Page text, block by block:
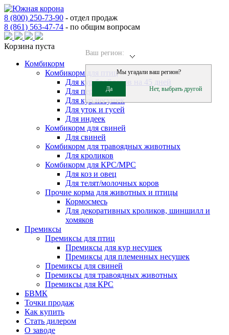
8 (800) 250-73-90 - отдел продаж
8 (861) 563-47-74 - по общим вопросам
Ваш регион:
Мы угадали ваш регион?
Да Нет, выбрать другой
Корзина пуста
Комбикорм
Комбикорм для птиц
Для кур бройлеров на 45 дней
Для перепелов
Для кур несушек
Для уток и гусей
Для индеек
Комбикорм для свиней
Для свиней
Комбикорм для травоядных животных
Для кроликов
Комбикорм для КРС/МРС
Для коз и овец
Для телят/молочных коров
Прочие корма для животных и птицы
Кормосмесь
Для декоративных кроликов, шиншилл и
хомяков
Премиксы
Премиксы для птиц
Премиксы для кур несушек
Премиксы для племенных несушек
Премиксы для свиней
Премиксы для травоядных животных
Премиксы для КРС
БВМК
Точки продаж
Как купить
Стать дилером
О заводе